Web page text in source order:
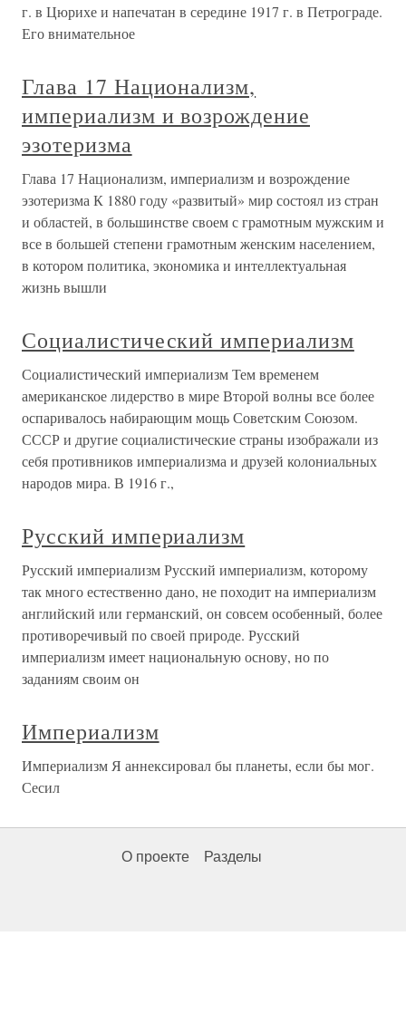
г. в Цюрихе и напечатан в середине 1917 г. в Петрограде.
Его внимательное
Глава 17 Национализм,
империализм и возрождение
эзотеризма
Глава 17 Национализм, империализм и возрождение
эзотеризма К 1880 году «развитый» мир состоял из стран
и областей, в большинстве своем с грамотным мужским и
все в большей степени грамотным женским населением,
в котором политика, экономика и интеллектуальная
жизнь вышли
Социалистический империализм
Социалистический империализм Тем временем
американское лидерство в мире Второй волны все более
оспаривалось набирающим мощь Советским Союзом.
СССР и другие социалистические страны изображали из
себя противников империализма и друзей колониальных
народов мира. В 1916 г.,
Русский империализм
Русский империализм Русский империализм, которому
так много естественно дано, не походит на империализм
английский или германский, он совсем особенный, более
противоречивый по своей природе. Русский
империализм имеет национальную основу, но по
заданиям своим он
Империализм
Империализм Я аннексировал бы планеты, если бы мог.
Сесил
О проекте Разделы